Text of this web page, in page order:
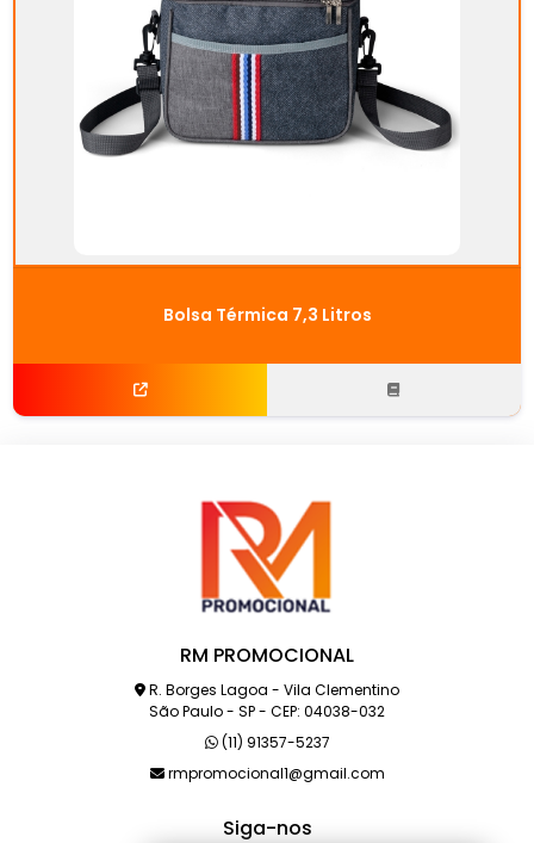
Bolsa Térmica 7,3 Litros
RM PROMOCIONAL
R. Borges Lagoa - Vila Clementino
São Paulo - SP - CEP: 04038-032
(11) 91357-5237
rmpromocional1@gmail.com
Siga-nos